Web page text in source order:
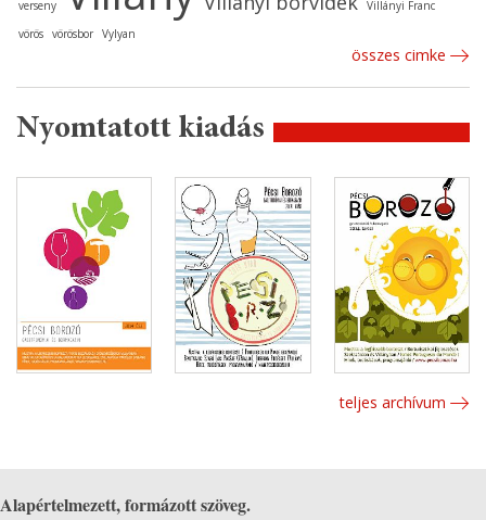
verseny
Villányi Franc
vörös vörösbor Vylyan
összes cimke
Nyomtatott kiadás
teljes archívum
Alapértelmezett, formázott szöveg.